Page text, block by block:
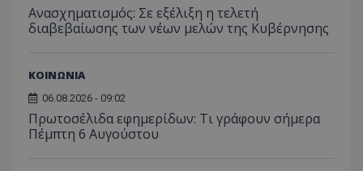
Ανασχηματισμός: Σε εξέλιξη η τελετή
διαβεβαίωσης των νέων μελών της Κυβέρνησης
ΚΟΙΝΩΝΙΑ
06.08.2026 - 09:02
Πρωτοσέλιδα εφημερίδων: Τι γράφουν σήμερα
Πέμπτη 6 Αυγούστου